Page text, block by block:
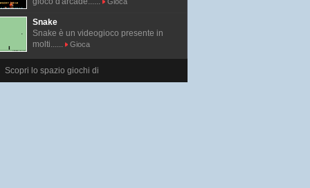
Snake
Snake è un videogioco presente in
molti......
Gioca
Scopri lo spazio giochi di